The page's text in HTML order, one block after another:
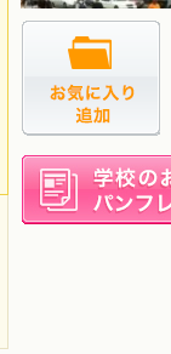
お気に入り追加